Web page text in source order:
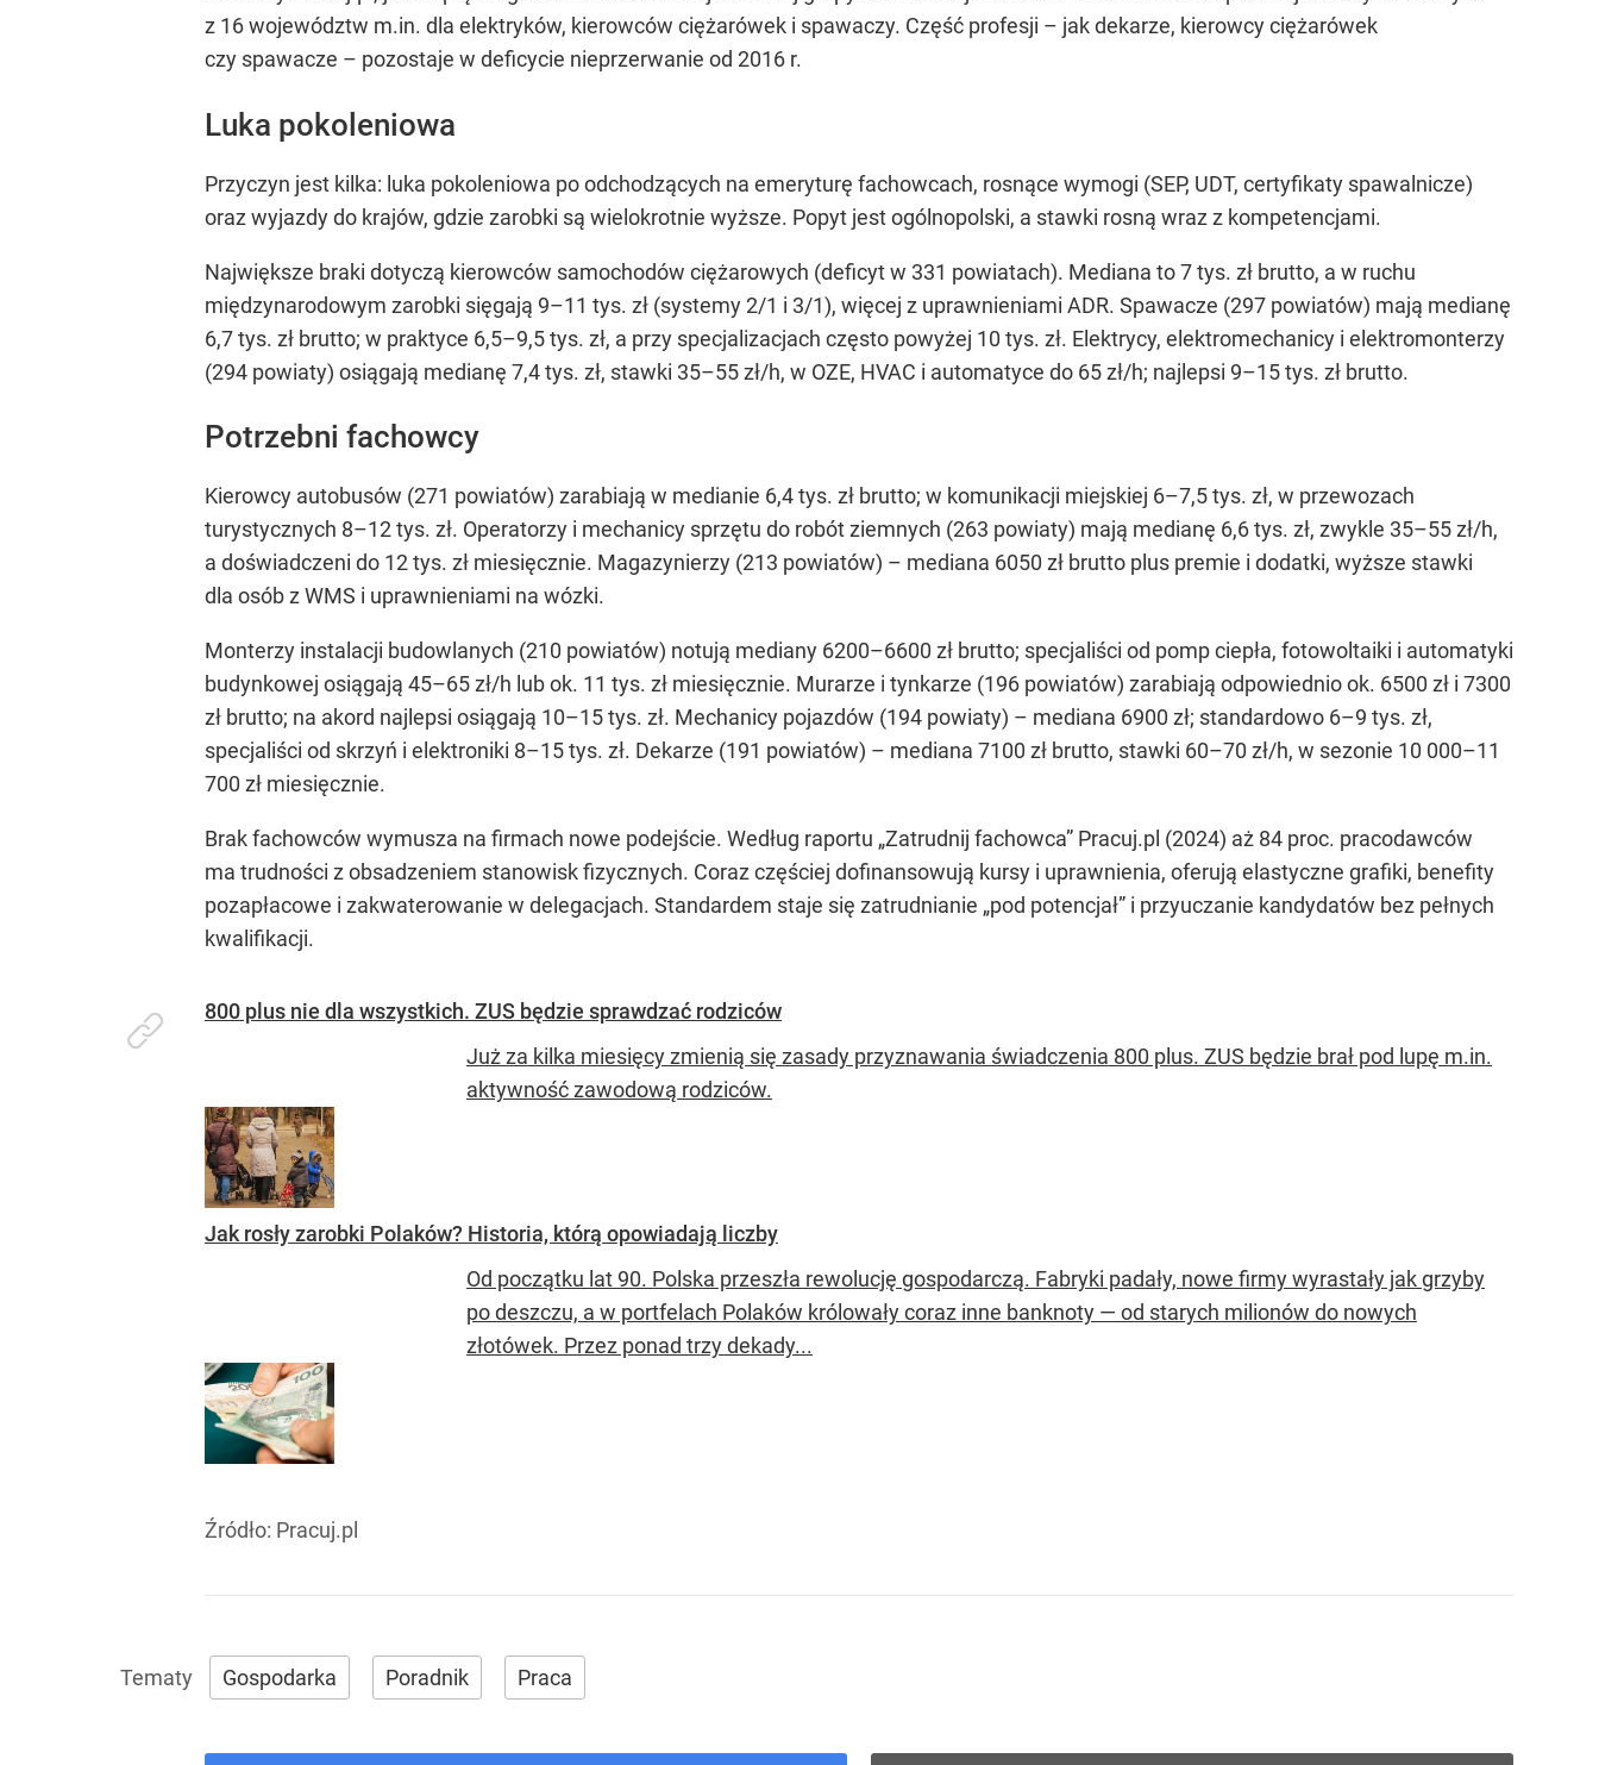
z 16 województw m.in. dla elektryków, kierowców ciężarówek i spawaczy. Część profesji – jak dekarze, kierowcy ciężarówek
czy spawacze – pozostaje w deficycie nieprzerwanie od 2016 r.
Luka pokoleniowa
Przyczyn jest kilka: luka pokoleniowa po odchodzących na emeryturę fachowcach, rosnące wymogi (SEP, UDT, certyfikaty spawalnicze)
oraz wyjazdy do krajów, gdzie zarobki są wielokrotnie wyższe. Popyt jest ogólnopolski, a stawki rosną wraz z kompetencjami.
Największe braki dotyczą kierowców samochodów ciężarowych (deficyt w 331 powiatach). Mediana to 7 tys. zł brutto, a w ruchu
międzynarodowym zarobki sięgają 9–11 tys. zł (systemy 2/1 i 3/1), więcej z uprawnieniami ADR. Spawacze (297 powiatów) mają medianę
6,7 tys. zł brutto; w praktyce 6,5–9,5 tys. zł, a przy specjalizacjach często powyżej 10 tys. zł. Elektrycy, elektromechanicy i elektromonterzy
(294 powiaty) osiągają medianę 7,4 tys. zł, stawki 35–55 zł/h, w OZE, HVAC i automatyce do 65 zł/h; najlepsi 9–15 tys. zł brutto.
Potrzebni fachowcy
Kierowcy autobusów (271 powiatów) zarabiają w medianie 6,4 tys. zł brutto; w komunikacji miejskiej 6–7,5 tys. zł, w przewozach
turystycznych 8–12 tys. zł. Operatorzy i mechanicy sprzętu do robót ziemnych (263 powiaty) mają medianę 6,6 tys. zł, zwykle 35–55 zł/h,
a doświadczeni do 12 tys. zł miesięcznie. Magazynierzy (213 powiatów) – mediana 6050 zł brutto plus premie i dodatki, wyższe stawki
dla osób z WMS i uprawnieniami na wózki.
Monterzy instalacji budowlanych (210 powiatów) notują mediany 6200–6600 zł brutto; specjaliści od pomp ciepła, fotowoltaiki i automatyki
budynkowej osiągają 45–65 zł/h lub ok. 11 tys. zł miesięcznie. Murarze i tynkarze (196 powiatów) zarabiają odpowiednio ok. 6500 zł i 7300
zł brutto; na akord najlepsi osiągają 10–15 tys. zł. Mechanicy pojazdów (194 powiaty) – mediana 6900 zł; standardowo 6–9 tys. zł,
specjaliści od skrzyń i elektroniki 8–15 tys. zł. Dekarze (191 powiatów) – mediana 7100 zł brutto, stawki 60–70 zł/h, w sezonie 10 000–11
700 zł miesięcznie.
Brak fachowców wymusza na firmach nowe podejście. Według raportu „Zatrudnij fachowca” Pracuj.pl (2024) aż 84 proc. pracodawców
ma trudności z obsadzeniem stanowisk fizycznych. Coraz częściej dofinansowują kursy i uprawnienia, oferują elastyczne grafiki, benefity
pozapłacowe i zakwaterowanie w delegacjach. Standardem staje się zatrudnianie „pod potencjał” i przyuczanie kandydatów bez pełnych
kwalifikacji.
800 plus nie dla wszystkich. ZUS będzie sprawdzać rodziców
Już za kilka miesięcy zmienią się zasady przyznawania świadczenia 800 plus. ZUS będzie brał pod lupę m.in.
aktywność zawodową rodziców.
Jak rosły zarobki Polaków? Historia, którą opowiadają liczby
Od początku lat 90. Polska przeszła rewolucję gospodarczą. Fabryki padały, nowe firmy wyrastały jak grzyby
po deszczu, a w portfelach Polaków królowały coraz inne banknoty — od starych milionów do nowych
złotówek. Przez ponad trzy dekady...
Źródło: Pracuj.pl
Gospodarka Poradnik Praca